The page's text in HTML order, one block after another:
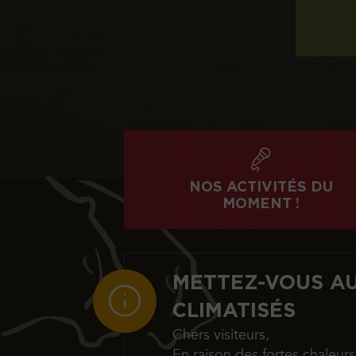
NOS ACTIVITÉS DU
MOMENT !
METTEZ-VOUS
CLIMATISÉS
Chers visiteurs,